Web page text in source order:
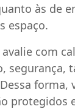
às de
espaço.
com
segurança,
forma,
protegidos